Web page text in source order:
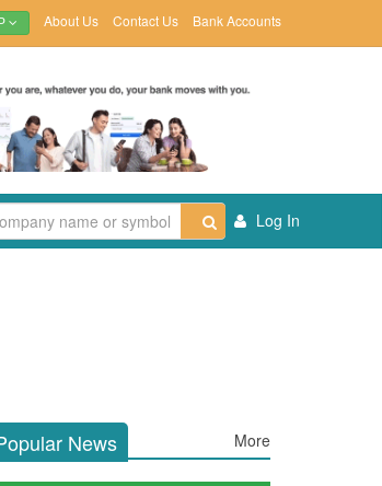
About Us Contact Us Bank Accounts
Log In
News More